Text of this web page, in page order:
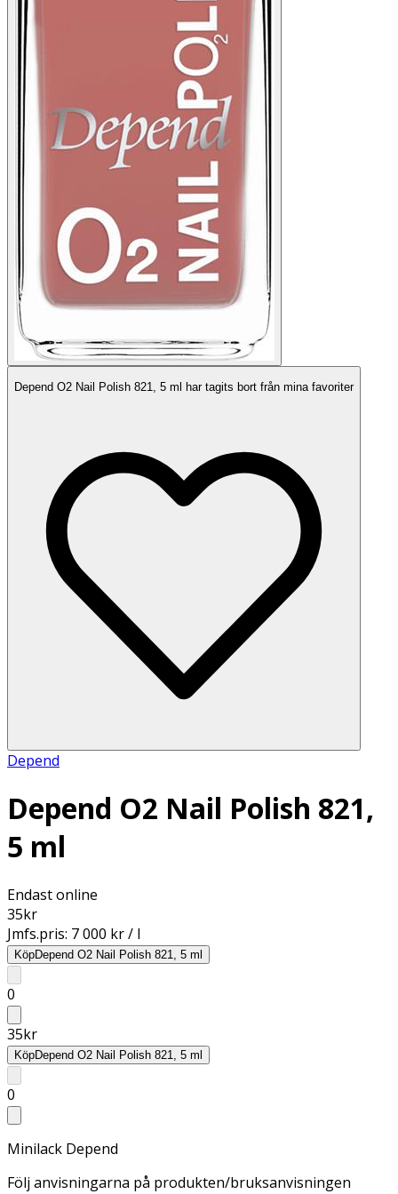
Depend O2 Nail Polish 821, 5 ml har tagits bort från mina favoriter
Depend
Depend O2 Nail Polish 821,
5 ml
Endast online
35kr
Jmfs.pris: 7 000 kr / l
KöpDepend O2 Nail Polish 821, 5 ml
0
35kr
KöpDepend O2 Nail Polish 821, 5 ml
0
Minilack Depend
Följ anvisningarna på produkten/bruksanvisningen